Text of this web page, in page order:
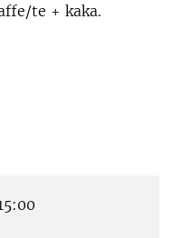
te + kaka.